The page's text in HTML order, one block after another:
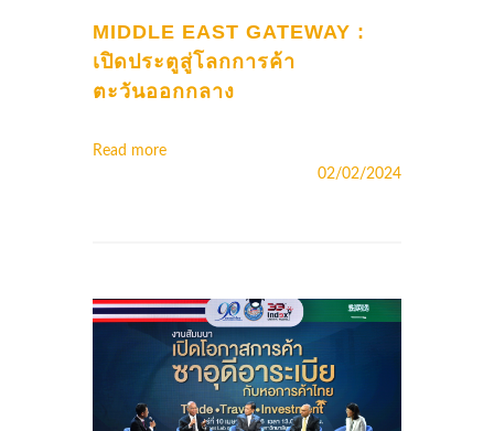
MIDDLE EAST GATEWAY :
เปิดประตูสู่โลกการค้า
ตะวันออกกลาง
Read more
02/02/2024